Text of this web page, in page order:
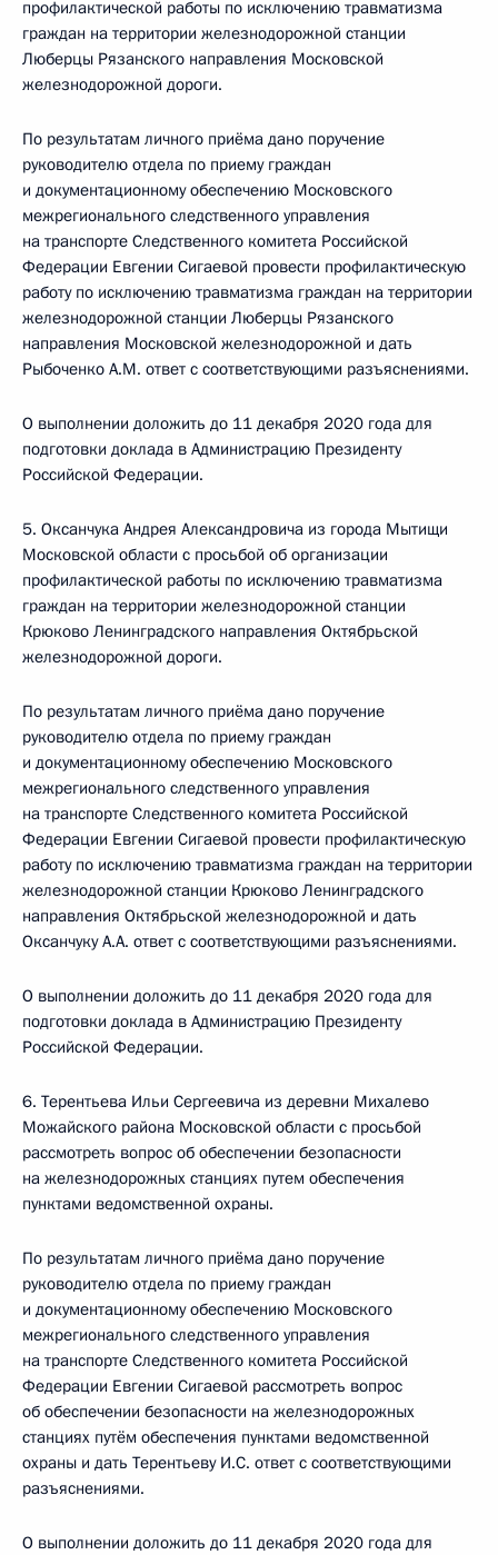
профилактической работы по исключению травматизма
граждан на территории железнодорожной станции
Люберцы Рязанского направления Московской
железнодорожной дороги.
По результатам личного приёма дано поручение
руководителю отдела по приему граждан
и документационному обеспечению Московского
межрегионального следственного управления
на транспорте Следственного комитета Российской
Федерации Евгении Сигаевой провести профилактическую
работу по исключению травматизма граждан на территории
железнодорожной станции Люберцы Рязанского
направления Московской железнодорожной и дать
Рыбоченко А.М. ответ с соответствующими разъяснениями.
О выполнении доложить до 11 декабря 2020 года для
подготовки доклада в Администрацию Президенту
Российской Федерации.
5. Оксанчука Андрея Александровича из города Мытищи
Московской области с просьбой об организации
профилактической работы по исключению травматизма
граждан на территории железнодорожной станции
Крюково Ленинградского направления Октябрьской
железнодорожной дороги.
По результатам личного приёма дано поручение
руководителю отдела по приему граждан
и документационному обеспечению Московского
межрегионального следственного управления
на транспорте Следственного комитета Российской
Федерации Евгении Сигаевой провести профилактическую
работу по исключению травматизма граждан на территории
железнодорожной станции Крюково Ленинградского
направления Октябрьской железнодорожной и дать
Оксанчуку А.А. ответ с соответствующими разъяснениями.
О выполнении доложить до 11 декабря 2020 года для
подготовки доклада в Администрацию Президенту
Российской Федерации.
6. Терентьева Ильи Сергеевича из деревни Михалево
Можайского района Московской области с просьбой
рассмотреть вопрос об обеспечении безопасности
на железнодорожных станциях путем обеспечения
пунктами ведомственной охраны.
По результатам личного приёма дано поручение
руководителю отдела по приему граждан
и документационному обеспечению Московского
межрегионального следственного управления
на транспорте Следственного комитета Российской
Федерации Евгении Сигаевой рассмотреть вопрос
об обеспечении безопасности на железнодорожных
станциях путём обеспечения пунктами ведомственной
охраны и дать Терентьеву И.С. ответ с соответствующими
разъяснениями.
О выполнении доложить до 11 декабря 2020 года для